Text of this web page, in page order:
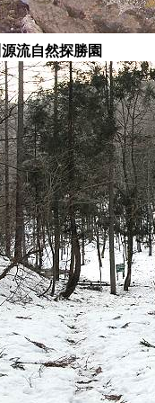
流自然探勝園